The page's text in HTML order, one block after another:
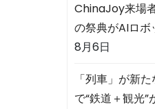
ChinaJoy来場
の祭典がAIロ
8月6日
「列車」が新
で“鉄道＋観光